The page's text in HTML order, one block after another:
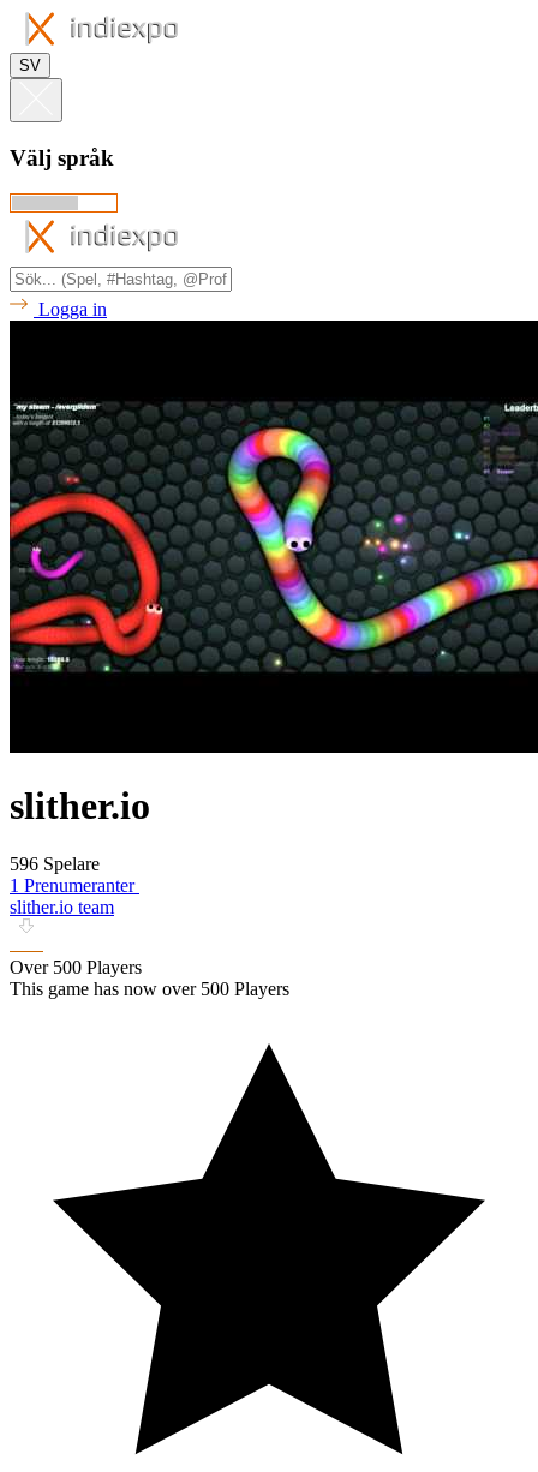
SV
Välj språk
Logga in
slither.io
596 Spelare
1 Prenumeranter
slither.io team
Over 500 Players
This game has now over 500 Players